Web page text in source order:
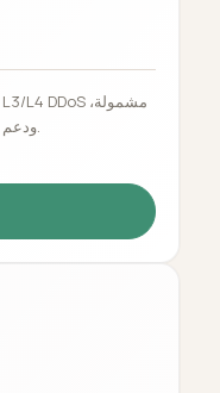
ودعم فني مباشر من فريق حقيقي 24/7/365.